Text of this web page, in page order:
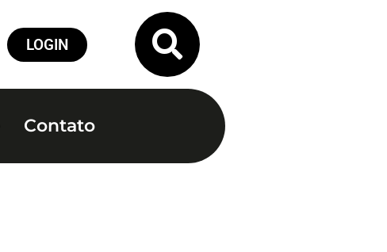
LOGIN
Contato